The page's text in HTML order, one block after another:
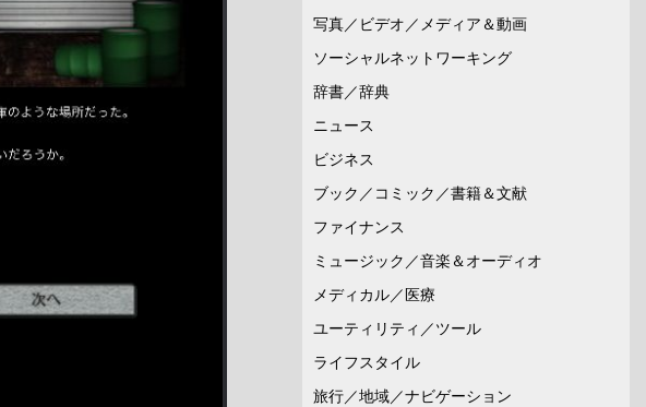
写真／ビデオ／メディア＆動画
ソーシャルネットワーキング
辞書／辞典
ニュース
ビジネス
ブック／コミック／書籍＆文献
ファイナンス
ミュージック／音楽＆オーディオ
メディカル／医療
ユーティリティ／ツール
ライフスタイル
旅行／地域／ナビゲーション